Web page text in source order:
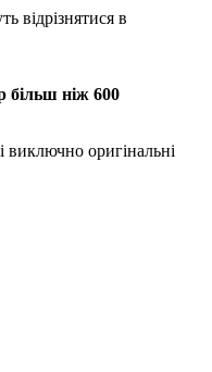
відрізнятися в
більш ніж 600
виключно оригінальні